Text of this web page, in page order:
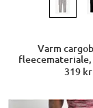
Varm
319 kr